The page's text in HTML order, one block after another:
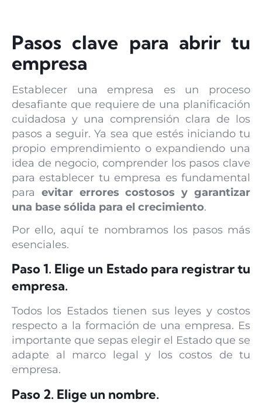
Pasos clave para abrir tu
empresa
Establecer una empresa es un proceso
desafiante que requiere de una planificación
cuidadosa y una comprensión clara de los
pasos a seguir. Ya sea que estés iniciando tu
propio emprendimiento o expandiendo una
idea de negocio, comprender los pasos clave
para establecer tu empresa es fundamental
para evitar errores costosos y garantizar
una base sólida para el crecimiento.
Por ello, aquí te nombramos los pasos más
esenciales.
Paso 1. Elige un Estado para registrar tu
empresa.
Todos los Estados tienen sus leyes y costos
respecto a la formación de una empresa. Es
importante que sepas elegir el Estado que se
adapte al marco legal y los costos de tu
empresa.
Paso 2. Elige un nombre.